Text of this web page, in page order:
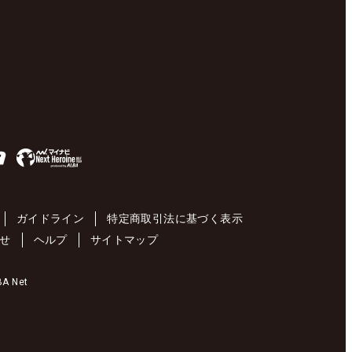
ガイドライン
特定商取引法に基づく表示
ヘルプ サイトマップ
Net